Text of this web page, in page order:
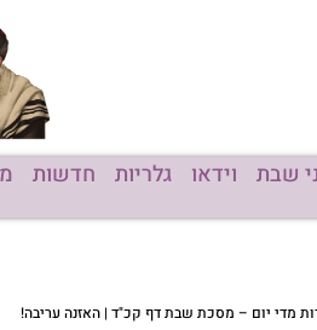
שבת וידאו גלריות חדשות
מדי יום – מסכת שבת דף קכ"ד | האזנה עריבה!